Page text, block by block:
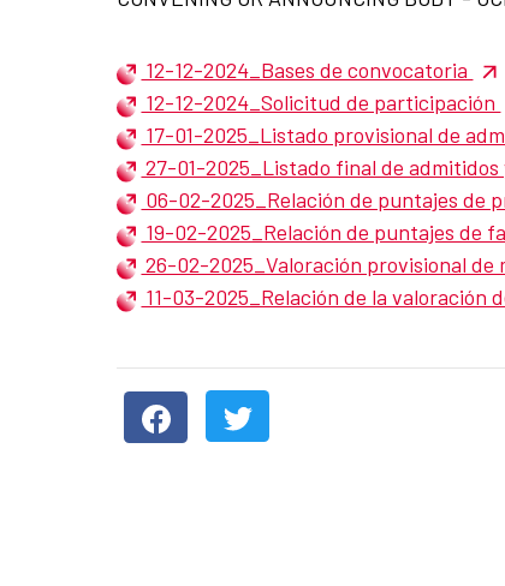
12-12-2024_Bases de convocatoria
12-12-2024_Solicitud de participación
17-01-2025_Listado provisional de
27-01-2025_Listado final de admitidos
06-02-2025_Relación de puntajes de
19-02-2025_Relación de puntajes de
26-02-2025_Valoración provisional
11-03-2025_Relación de la valoración